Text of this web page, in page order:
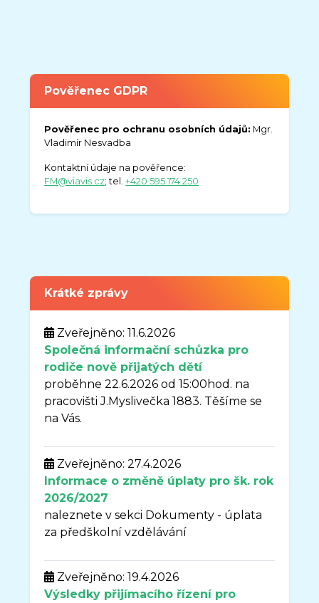
Pověřenec GDPR
Pověřenec pro ochranu osobních údajů: Mgr.
Vladimír Nesvadba
Kontaktní údaje na pověřence:
FM@viavis.cz; tel.+420 595 174 250
Krátké zprávy
Zveřejněno: 11.6.2026
Společná informační schůzka pro
rodiče nově přijatých dětí
proběhne 22.6.2026 od 15:00hod. na
pracovišti J.Myslivečka 1883. Těšíme se
na Vás.
Zveřejněno: 27.4.2026
Informace o změně úplaty pro šk. rok
2026/2027
naleznete v sekci Dokumenty - úplata
za předškolní vzdělávání
Zveřejněno: 19.4.2026
Výsledky přijímacího řízení pro